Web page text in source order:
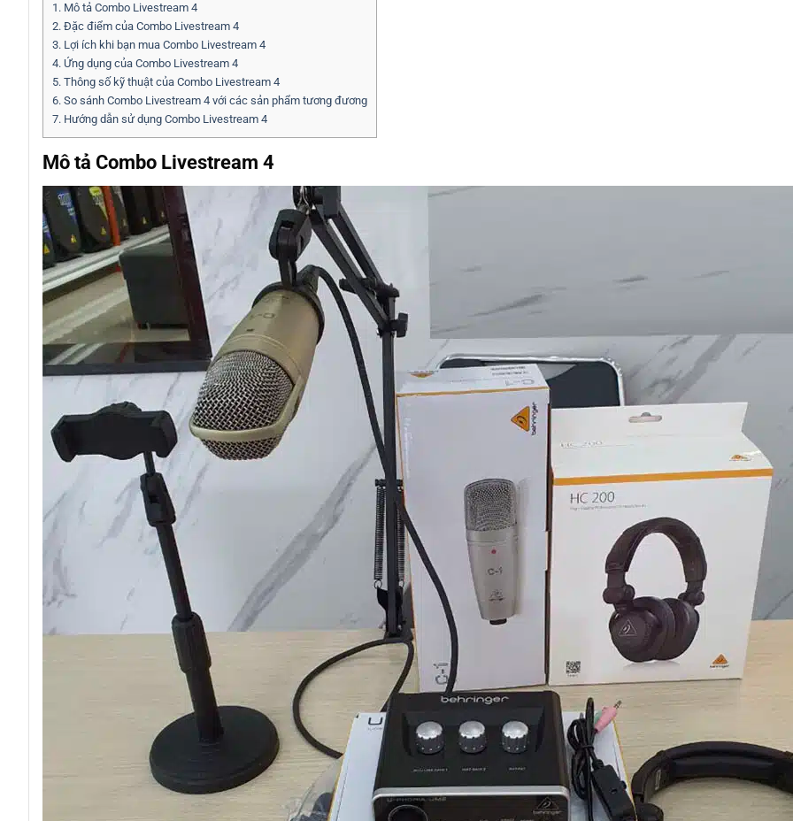
1. Mô tả Combo Livestream 4
2. Đặc điểm của Combo Livestream 4
3. Lợi ích khi bạn mua Combo Livestream 4
4. Ứng dụng của Combo Livestream 4
5. Thông số kỹ thuật của Combo Livestream 4
6. So sánh Combo Livestream 4 với các sản phẩm tương đương
7. Hướng dẫn sử dụng Combo Livestream 4
Mô tả Combo Livestream 4